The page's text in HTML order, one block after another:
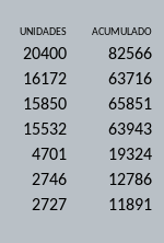
UNIDADES ACUMULADO
20400
82566
16172
63716
15850
65851
15532
63943
4701
19324
2746
12786
2727 11891